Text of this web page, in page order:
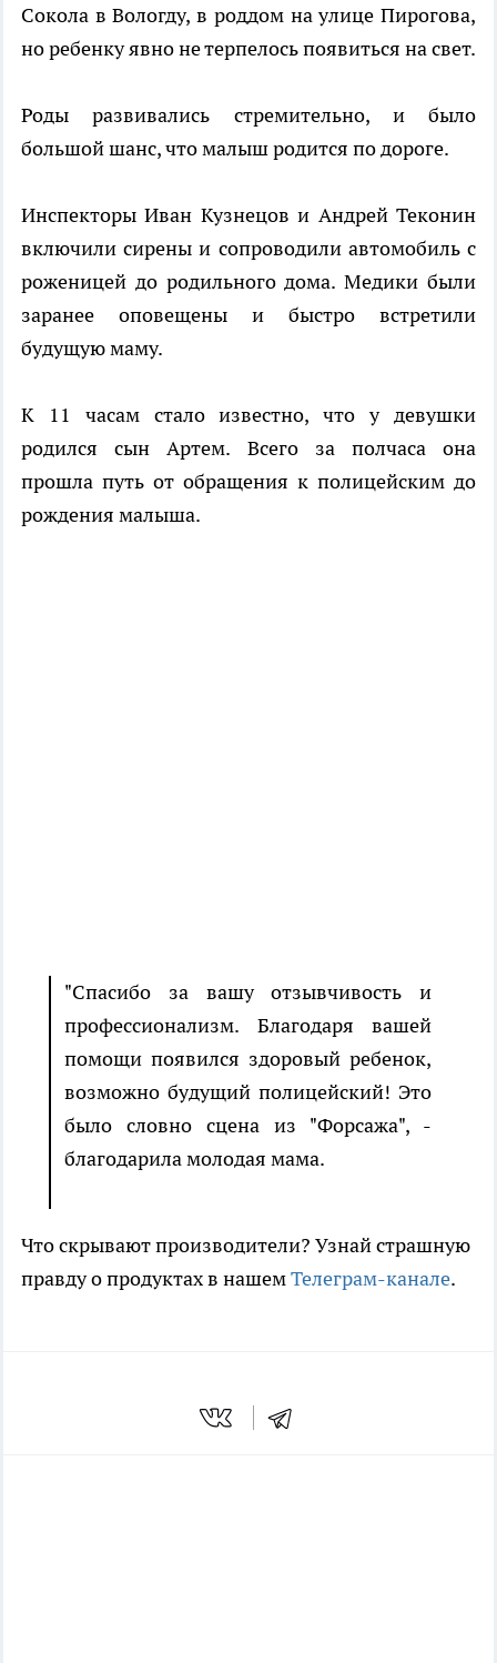
Сокола в Вологду, в роддом на улице Пирогова,
но ребенку явно не терпелось появиться на свет.
Роды развивались стремительно, и было
большой шанс, что малыш родится по дороге.
Инспекторы Иван Кузнецов и Андрей Теконин
включили сирены и сопроводили автомобиль с
роженицей до родильного дома. Медики были
заранее оповещены и быстро встретили
будущую маму.
К 11 часам стало известно, что у девушки
родился сын Артем. Всего за полчаса она
прошла путь от обращения к полицейским до
рождения малыша.
"Спасибо за вашу отзывчивость и
профессионализм. Благодаря вашей
помощи появился здоровый ребенок,
возможно будущий полицейский! Это
было словно сцена из "Форсажа", -
благодарила молодая мама.
Что скрывают производители? Узнай страшную
правду о продуктах в нашемТелеграм-канале.